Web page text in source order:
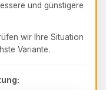
und günstigere
wir Ihre Situation
Variante.